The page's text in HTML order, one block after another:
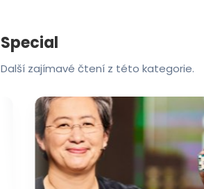
Special
Další zajímavé čtení z této kategorie.